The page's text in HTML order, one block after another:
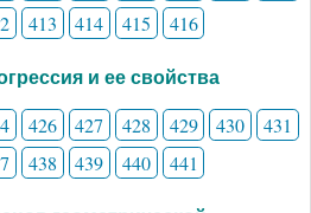
413 414 415 416
и ее свойства
426 427 428 429 430
431
438 439 440 441